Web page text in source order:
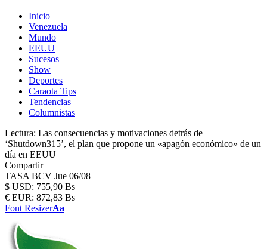
Inicio
Venezuela
Mundo
EEUU
Sucesos
Show
Deportes
Caraota Tips
Tendencias
Columnistas
Lectura: Las consecuencias y motivaciones detrás de
‘Shutdown315’, el plan que propone un «apagón económico» de un
día en EEUU
Compartir
TASA BCV Jue 06/08
$ USD: 755,90 Bs
€ EUR: 872,83 Bs
Font ResizerAa